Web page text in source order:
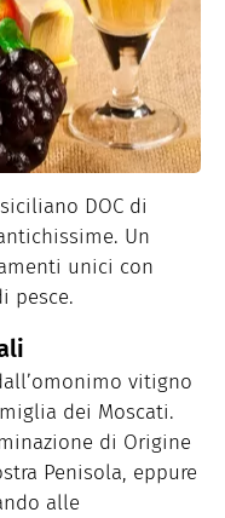
DOC di
Un
unici con
pesce.
vitigno
dei Moscati.
di Origine
Penisola, eppure
alle